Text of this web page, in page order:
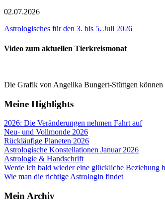
02.07.2026
Astrologisches für den 3. bis 5. Juli 2026
Video zum aktuellen Tierkreismonat
Die Grafik von Angelika Bungert-Stüttgen können
Meine Highlights
2026: Die Veränderungen nehmen Fahrt auf
Neu- und Vollmonde 2026
Rückläufige Planeten 2026
Astrologische Konstellationen Januar 2026
Astrologie & Handschrift
Werde ich bald wieder eine glückliche Beziehung
Wie man die richtige Astrologin findet
Mein Archiv